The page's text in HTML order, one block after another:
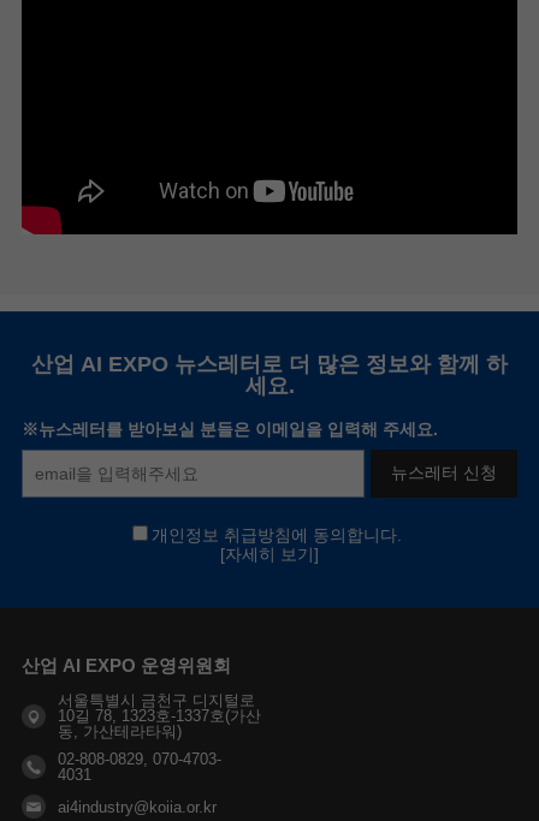
산업 AI EXPO 뉴스레터로 더 많은 정보와 함께 하
세요.
※뉴스레터를 받아보실 분들은 이메일을 입력해 주세요.
뉴스레터 신청
개인정보 취급방침에 동의합니다.
[자세히 보기]
산업 AI EXPO 운영위원회
서울특별시 금천구 디지털로
10길 78, 1323호-1337호(가산
동, 가산테라타워)
02-808-0829, 070-4703-
4031
ai4industry@koiia.or.kr